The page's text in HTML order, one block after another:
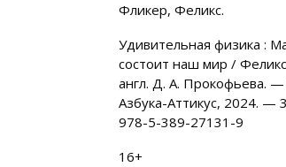
Фликер, Феликс.
Удивительная физика :
состоит наш мир /
англ. Д. А. Прокофьева.
Азбука-Аттикус, 2024. —
978-5-389-27131-9
16+